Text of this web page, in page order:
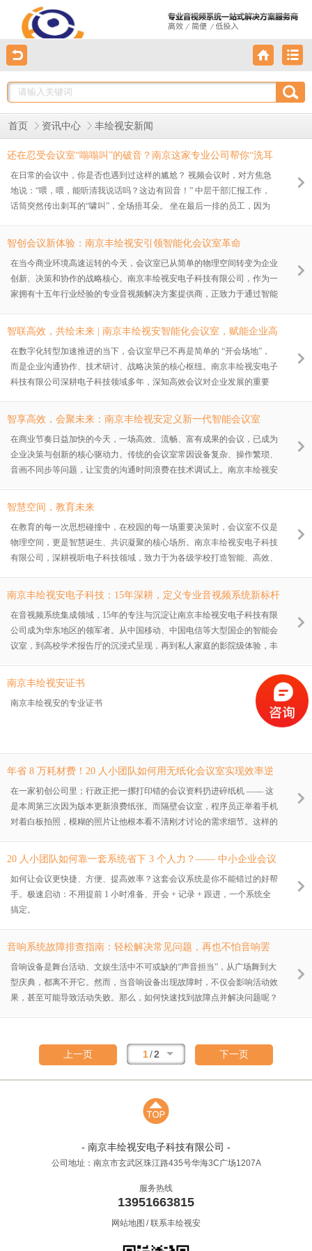
首页 资讯中心 丰绘视安新闻
还在忍受会议室“嗡嗡叫”的破音？南京这家专业公司帮你“洗耳
朵”！
在日常的会议中，你是否也遇到过这样的尴尬？ 视频会议时，对方焦急
地说：“喂，喂，能听清我说话吗？这边有回音！” 中层干部汇报工作，
话筒突然传出刺耳的“啸叫”，全场捂耳朵。 坐在最后一排的员工，因为
在于设备“坏了”，而在于会议室音响系统的 “老化”与“不适配” 。 在南
做千篇一律的“设备搬运工”，而是要做声场环境的“外科医生”。今天，我
们就带你走进丰绘视安，看看他们是如何通过一场专业的“手术”，让老旧
会议室“哑嗓”变“金嗓”。
智创会议新体验：南京丰绘视安引领智能化会议室革命
在当今商业环境高速运转的今天，会议室已从简单的物理空间转变为企业
创新、决策和协作的战略核心。南京丰绘视安电子科技有限公司，作为一
家拥有十五年行业经验的专业音视频解决方案提供商，正致力于通过智能
智联高效，共绘未来 | 南京丰绘视安智能化会议室，赋能企业高
效协作
在数字化转型加速推进的当下，会议室早已不再是简单的 “开会场地”，
而是企业沟通协作、技术研讨、战略决策的核心枢纽。南京丰绘视安电子
科技有限公司深耕电子科技领域多年，深知高效会议对企业发展的重要
人性化的细节设计，为内部团队协作与外部客户洽谈提供全方位支持，彰
智享高效，会聚未来：南京丰绘视安定义新一代智能会议室
在商业节奏日益加快的今天，一场高效、流畅、富有成果的会议，已成为
企业决策与创新的核心驱动力。传统的会议室常因设备复杂、操作繁琐、
音画不同步等问题，让宝贵的沟通时间浪费在技术调试上。南京丰绘视安
力于为客户打造?“所想即所见，所听即所得”?的智能会议新体验。我们不
智慧空间，教育未来
在教育的每一次思想碰撞中，在校园的每一场重要决策时，会议室不仅是
物理空间，更是智慧诞生、共识凝聚的核心场所。南京丰绘视安电子科技
有限公司，深耕视听电子科技领域，致力于为各级学校打造智能、高效、
慧校园建设。
南京丰绘视安电子科技：15年深耕，定义专业音视频系统新标杆
在音视频系统集成领域，15年的专注与沉淀让南京丰绘视安电子科技有限
公司成为华东地区的领军者。从中国移动、中国电信等大型国企的智能会
议室，到高校学术报告厅的沉浸式呈现，再到私人家庭的影院级体验，丰
精准穿透空间，每一幅画面直抵人心。
南京丰绘视安证书
南京丰绘视安的专业证书
年省 8 万耗材费！20 人小团队如何用无纸化会议室实现效率逆
袭？
在一家初创公司里；行政正把一摞打印错的会议资料扔进碎纸机 —— 这
是本周第三次因为版本更新浪费纸张。而隔壁会议室，程序员正举着手机
对着白板拍照，模糊的照片让他根本看不清刚才讨论的需求细节。这样的
费、30% 的会议时间消耗在资料准备上、40% 的决策因记录模糊最终不
20 人小团队如何靠一套系统省下 3 个人力？—— 中小企业会议
提效实战指南
如何让会议更快捷、方便、提高效率？这套会议系统是你不能错过的好帮
手。极速启动：不用提前 1 小时准备、开会 + 记录 + 跟进，一个系统全
搞定。
音响系统故障排查指南：轻松解决常见问题，再也不怕音响罢
工！
音响设备是舞台活动、文娱生活中不可或缺的“声音担当”，从广场舞到大
型庆典，都离不开它。然而，当音响设备出现故障时，不仅会影响活动效
果，甚至可能导致活动失败。那么，如何快速找到故障点并解决问题呢？
上一页 1/2 下一页
- 南京丰绘视安电子科技有限公司 -
公司地址：南京市玄武区珠江路435号华海3C广场1207A
服务热线
13951663815
网站地图 /联系丰绘视安